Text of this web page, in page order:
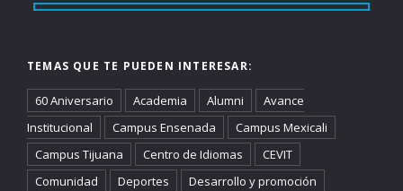
TEMAS QUE TE PUEDEN INTERESAR:
60 Aniversario Academia Alumni
Avance
Institucional
Campus Ensenada
Campus Mexicali
Campus Tijuana
Centro de Idiomas
CEVIT
Comunidad
Deportes
Desarrollo y promoción